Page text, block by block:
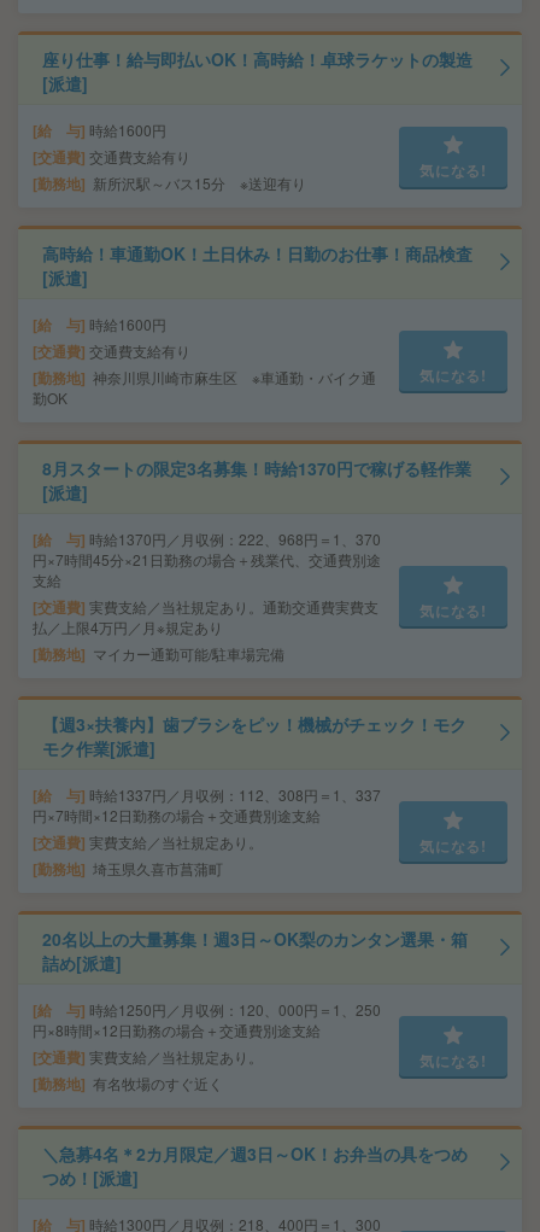
座り仕事！給与即払いOK！高時給！卓球ラケットの製造
[派遣]
給 与 時給1600円
交通費 交通費支給有り
勤務地 新所沢駅～バス15分 ※送迎有り
気になる!
高時給！車通勤OK！土日休み！日勤のお仕事！商品検査
[派遣]
給 与 時給1600円
交通費 交通費支給有り
勤務地 神奈川県川崎市麻生区 ※車通勤・バイク通
勤OK
気になる!
8月スタートの限定3名募集！時給1370円で稼げる軽作業
[派遣]
給 与 時給1370円／月収例：222、968円＝1、370
円×7時間45分×21日勤務の場合＋残業代、交通費別途
支給
交通費 実費支給／当社規定あり。通勤交通費実費支
払／上限4万円／月※規定あり
勤務地 マイカー通勤可能/駐車場完備
気になる!
【週3×扶養内】歯ブラシをピッ！機械がチェック！モク
モク作業[派遣]
給 与 時給1337円／月収例：112、308円＝1、337
円×7時間×12日勤務の場合＋交通費別途支給
交通費 実費支給／当社規定あり。
勤務地 埼玉県久喜市菖蒲町
気になる!
20名以上の大量募集！週3日～OK梨のカンタン選果・箱
詰め[派遣]
給 与 時給1250円／月収例：120、000円＝1、250
円×8時間×12日勤務の場合＋交通費別途支給
交通費 実費支給／当社規定あり。
勤務地 有名牧場のすぐ近く
気になる!
＼急募4名＊2カ月限定／週3日～OK！お弁当の具をつめ
つめ！[派遣]
給 与 時給1300円／月収例：218、400円＝1、300